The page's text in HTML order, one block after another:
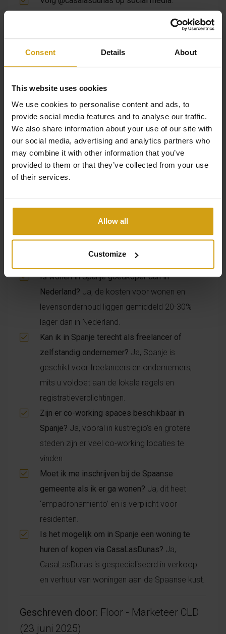
Consent Details About
This website uses cookies
We use cookies to personalise content and ads, to
provide social media features and to analyse our traffic.
We also share information about your use of our site with
our social media, advertising and analytics partners who
may combine it with other information that you’ve
provided to them or that they’ve collected from your use
of their services.
Allow all
Customize
Tel.nr.:+34 965 724 489/
Email:contact@casalasdunas.com
Veelgestelde vragen (FAQ) over thuis
werken vanuit Spanje
Kan ik als Nederlander remote werken vanuit
Spanje?Ja, met de juiste papieren zoals een
kunt u in Spanje wonen en remote werken.
Is er goed internet beschikbaar in Spanje voor
Is wonen in Spanje goedkoper dan in
Nederland? Ja, de kosten voor wonen en
levensonderhoud liggen gemiddeld 20-30%
lager dan in Nederland.
Kan ik in Spanje terecht als freelancer of
zelfstandig ondernemer? Ja, Spanje is
geschikt voor freelancers en ondernemers,
mits u voldoet aan de lokale regels en
registratieverplichtingen.
Zijn er co-working spaces beschikbaar in
Spanje? Ja, vooral in kustregio’s en grotere
steden zijn er veel co-working locaties te
vinden.
Moet ik me inschrijven bij de Spaanse
gemeente als ik er ga wonen? Ja, dit heet
‘empadronamiento’ en is verplicht voor
residenten.
Is het mogelijk om in Spanje een woning te
huren of kopen via CasaLasDunas? Ja,
CasaLasDunas is gespecialiseerd in verkoop
en verhuur van woningen aan de Spaanse kust.
Geschreven door: Floor - Marketeer CLD
(23 juni 2025)